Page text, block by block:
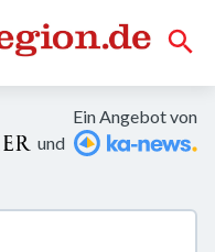
Ein Angebot von
und